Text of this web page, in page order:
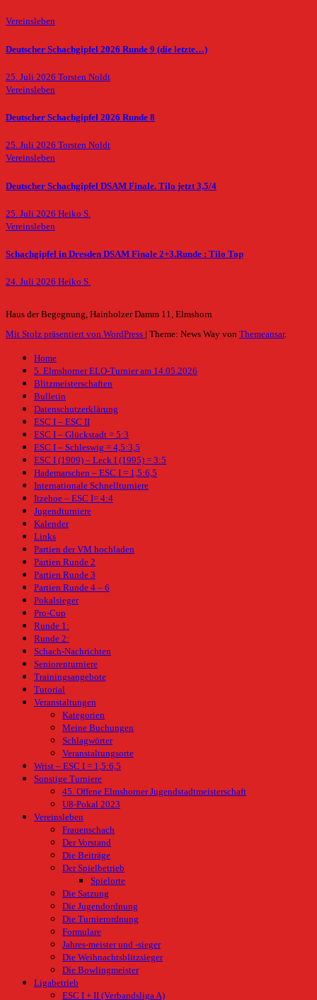
Vereinsleben
Deutscher Schachgipfel 2026 Runde 9 (die letzte…)
25. Juli 2026 Torsten Noldt
Vereinsleben
Deutscher Schachgipfel 2026 Runde 8
25. Juli 2026 Torsten Noldt
Vereinsleben
Deutscher Schachgipfel DSAM Finale. Tilo jetzt 3,5/4
25. Juli 2026 Heiko S.
Vereinsleben
Schachgipfel in Dresden DSAM Finale 2+3.Runde : Tilo Top
24. Juli 2026 Heiko S.
Haus der Begegnung, Hainholzer Damm 11, Elmshorn
Mit Stolz präsentiert von WordPress
Theme: News Way von Themeansar.
Home
5. Elmshorner ELO-Turnier am 14.05.2026
Blitzmeisterschaften
Bulletin
Datenschutzerklärung
ESC I – ESC II
ESC I – Glückstadt = 5:3
ESC I – Schleswig = 4,5:3,5
ESC I (1909) – Leck I (1995) = 3:5
Hademarschen – ESC I = 1,5:6,5
Internationale Schnellturniere
Itzehoe – ESC I= 4:4
Jugendturniere
Kalender
Links
Partien der VM hochladen
Partien Runde 2
Partien Runde 3
Partien Runde 4 – 6
Pokalsieger
Pro-Cup
Runde 1:
Runde 2:
Schach-Nachrichten
Seniorenturniere
Trainingsangebote
Tutorial
Veranstaltungen
Kategorien
Meine Buchungen
Schlagwörter
Veranstaltungsorte
Wrist – ESC I = 1,5:6,5
Sonstige Turniere
45. Offene Elmshorner Jugendstadtmeisterschaft
U8-Pokal 2023
Vereinsleben
Frauenschach
Der Vorstand
Die Beiträge
Der Spielbetrieb
Spielorte
Die Satzung
Die Jugendordnung
Die Turnierordnung
Formulare
Jahres-meister und -sieger
Die Weihnachtsblitzsieger
Die Bowlingmeister
Ligabetrieb
ESC I + II (Verbandsliga A)